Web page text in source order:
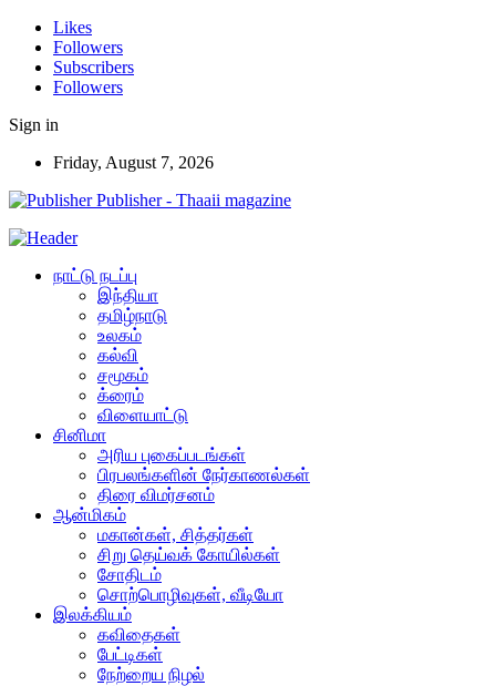
Likes
Followers
Subscribers
Followers
Sign in
Friday, August 7, 2026
Publisher - Thaaii magazine
நாட்டு நடப்பு
இந்தியா
தமிழ்நாடு
உலகம்
கல்வி
சமூகம்
க்ரைம்
விளையாட்டு
சினிமா
அரிய புகைப்படங்கள்
பிரபலங்களின் நேர்காணல்கள்
திரை விமர்சனம்
ஆன்மிகம்
மகான்கள், சித்தர்கள்
சிறு தெய்வக் கோயில்கள்
சோதிடம்
சொற்பொழிவுகள், வீடியோ
இலக்கியம்
கவிதைகள்
பேட்டிகள்
நேற்றைய நிழல்